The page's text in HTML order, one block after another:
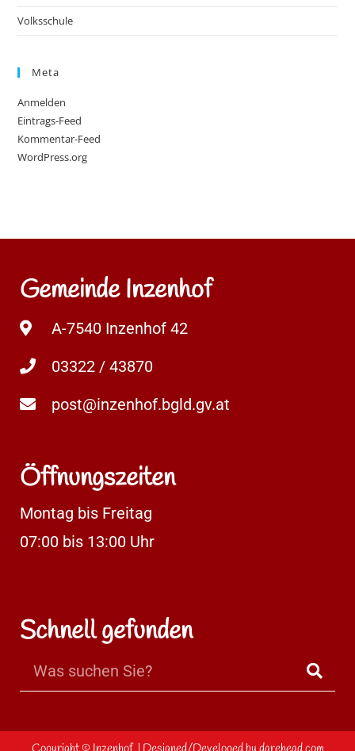
Volksschule
Meta
Anmelden
Eintrags-Feed
Kommentar-Feed
WordPress.org
Gemeinde Inzenhof
A-7540 Inzenhof 42
03322 / 43870
post@inzenhof.bgld.gv.at
Öffnungszeiten
Montag bis Freitag
07:00 bis 13:00 Uhr
Schnell gefunden